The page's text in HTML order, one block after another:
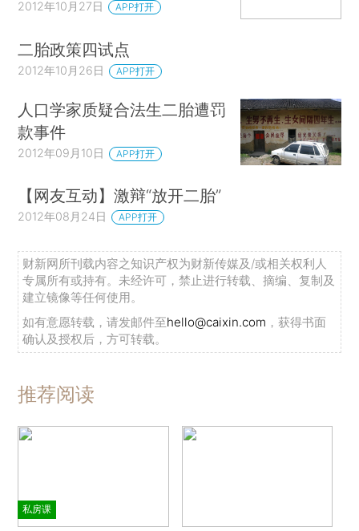
2012年10月27日 APP打开
二胎政策四试点
2012年10月26日 APP打开
人口学家质疑合法生二胎遭罚
款事件
2012年09月10日 APP打开
【网友互动】激辩“放开二胎”
2012年08月24日 APP打开
财新网所刊载内容之知识产权为财新传媒及/或相关权利人
专属所有或持有。未经许可，禁止进行转载、摘编、复制及
建立镜像等任何使用。
如有意愿转载，请发邮件至hello@caixin.com ，获得书面
确认及授权后，方可转载。
推荐阅读
私房课